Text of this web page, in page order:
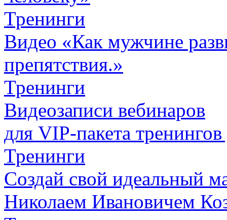
Тренинги
Видео «Как мужчине
препятствия.»
Тренинги
Видеозаписи вебинаров
для VIP-пакета
Тренинги
Создай свой идеальный
Николаем Ивановичем